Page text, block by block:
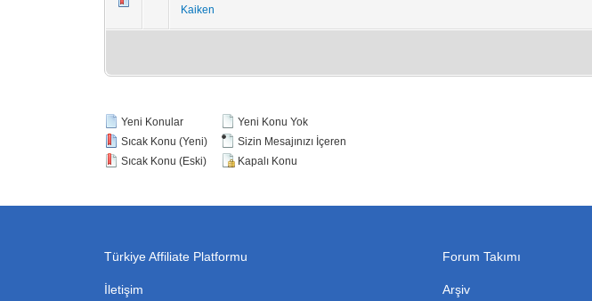
Kaiken
Yeni Konular
Sıcak Konu (Yeni)
Sıcak Konu (Eski)
Yeni Konu Yok
Sizin Mesajınızı İçeren
Kapalı Konu
Türkiye Affiliate Platformu
İletişim
Forum Takımı
Arşiv